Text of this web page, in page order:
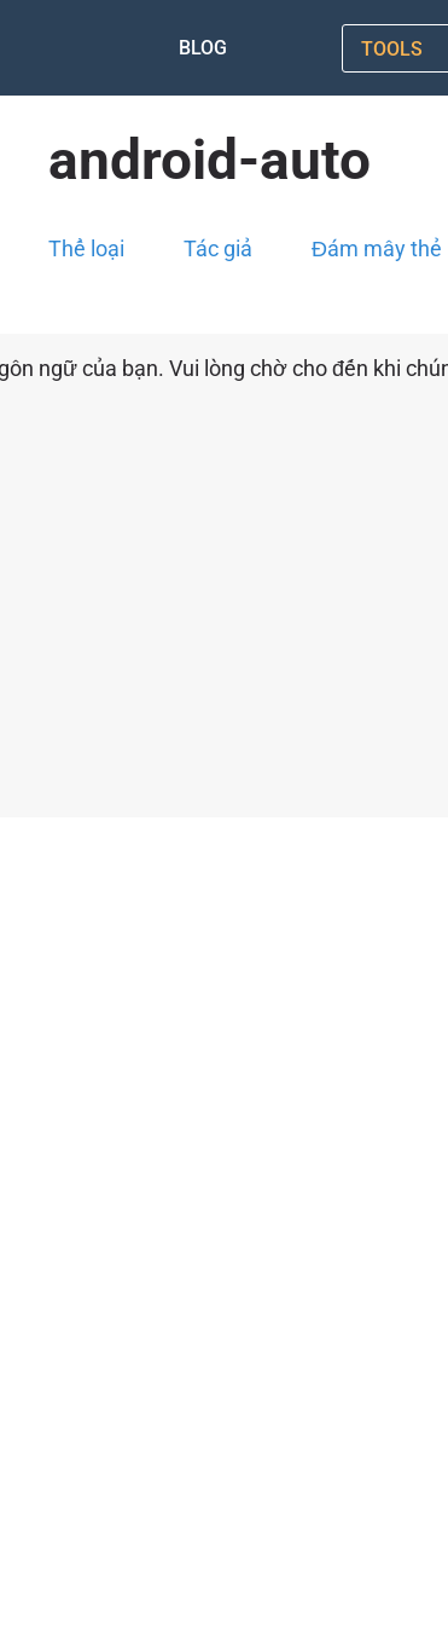
BLOG TOOLS
android-auto
Thể loại Tác giả Đám mây thẻ